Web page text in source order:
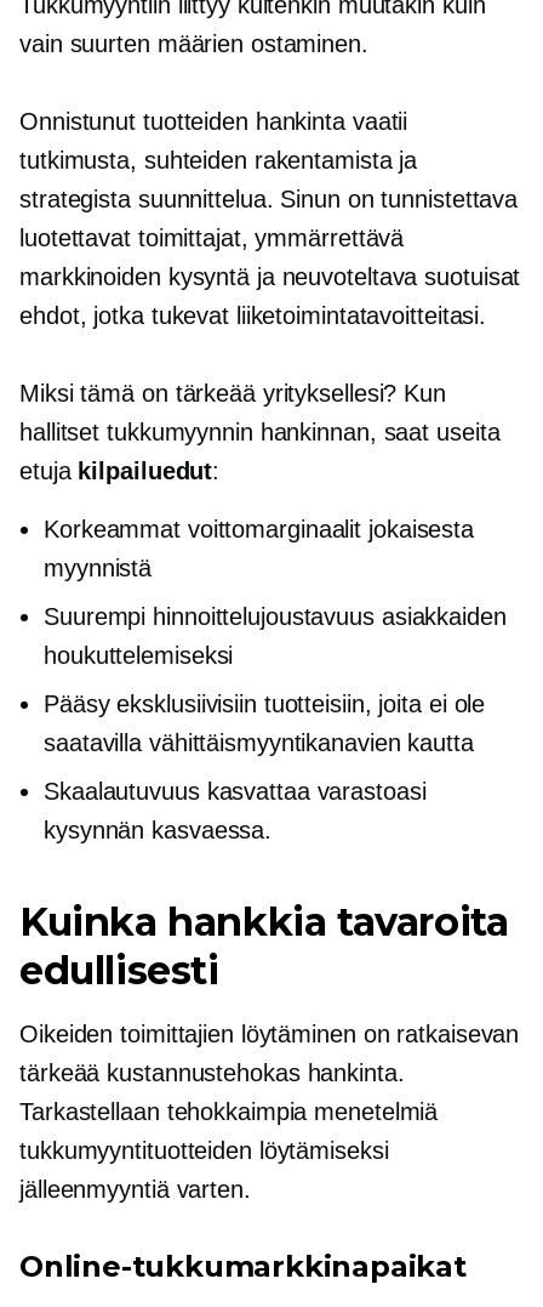
vain suurten määrien ostaminen.
Onnistunut tuotteiden hankinta vaatii
tutkimusta, suhteiden rakentamista ja
strategista suunnittelua. Sinun on tunnistettava
luotettavat toimittajat, ymmärrettävä
markkinoiden kysyntä ja neuvoteltava suotuisat
ehdot, jotka tukevat liiketoimintatavoitteitasi.
Miksi tämä on tärkeää yrityksellesi? Kun
hallitset tukkumyynnin hankinnan, saat useita
etuja kilpailuedut:
Korkeammat voittomarginaalit jokaisesta
myynnistä
Suurempi hinnoittelujoustavuus asiakkaiden
houkuttelemiseksi
Pääsy eksklusiivisiin tuotteisiin, joita ei ole
saatavilla vähittäismyyntikanavien kautta
Skaalautuvuus kasvattaa varastoasi
kysynnän kasvaessa.
Kuinka hankkia tavaroita
edullisesti
Oikeiden toimittajien löytäminen on ratkaisevan
tärkeää kustannustehokashankinta.
Tarkastellaan tehokkaimpia menetelmiä
tukkumyyntituotteiden löytämiseksi
jälleenmyyntiä varten.
Online-tukkumarkkinapaikat